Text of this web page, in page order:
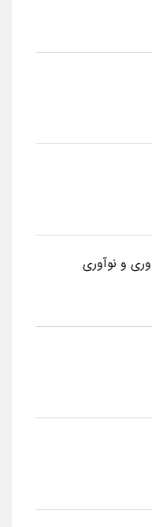
و نوآوری